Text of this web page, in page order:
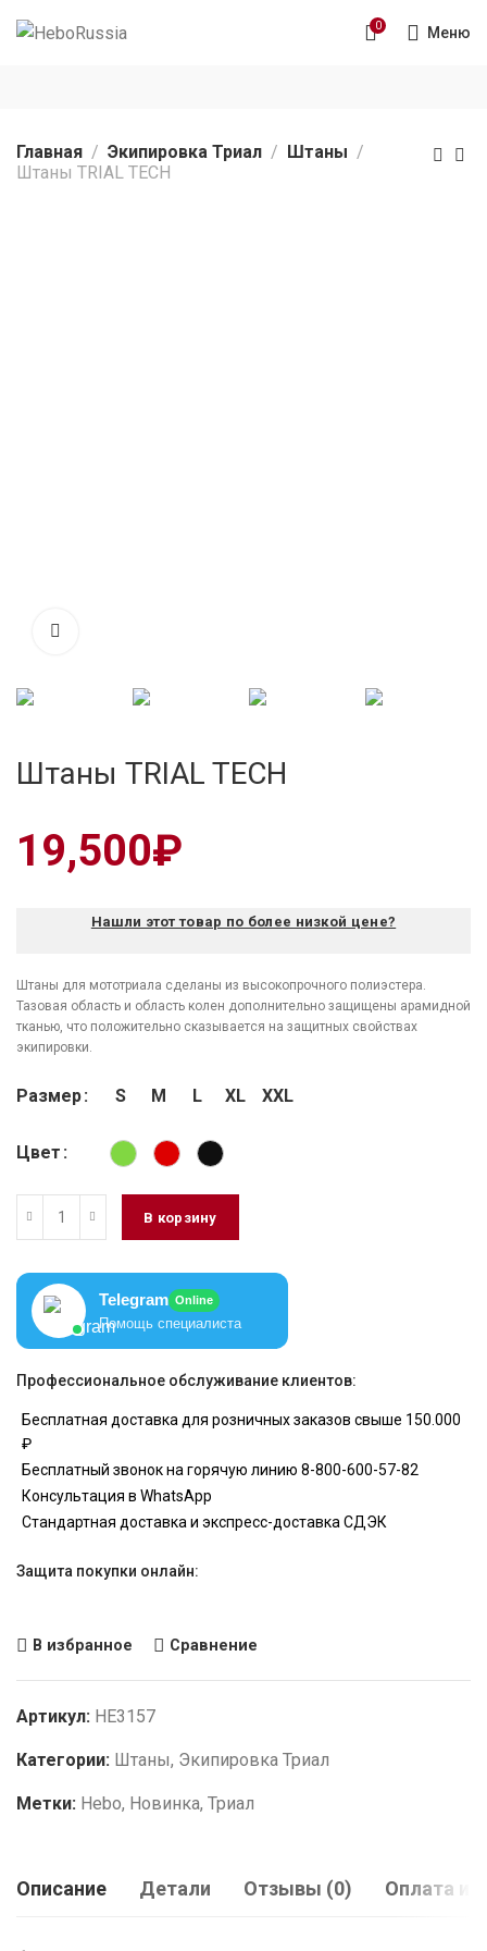
0 Меню
Главная Экипировка Триал
Штаны
Штаны TRIAL TECH
Штаны TRIAL TECH
19,500₽
Нашли этот товар по более низкой цене?
Штаны для мототриала сделаны из высокопрочного полиэстера.
Тазовая область и область колен дополнительно защищены арамидной
тканью, что положительно сказывается на защитных свойствах
экипировки.
Размер S M L XL XXL
Цвет
В корзину
Telegram Online
Помощь специалиста
Профессиональное обслуживание клиентов:
Бесплатная доставка для розничных заказов свыше 150.000
₽
Бесплатный звонок на горячую линию 8-800-600-57-82
Консультация в WhatsApp
Стандартная доставка и экспресс-доставка СДЭК
Защита покупки онлайн:
В избранное Сравнение
Артикул: HE3157
Категории: Штаны, Экипировка Триал
Метки: Hebo, Новинка, Триал
Описание Детали Отзывы (0) Оплата и